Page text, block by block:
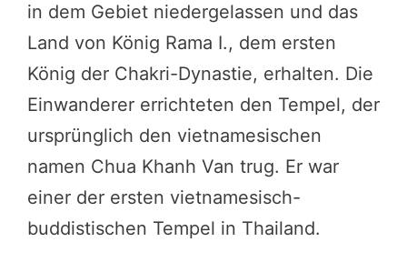
in dem Gebiet niedergelassen und das
Land von König Rama I., dem ersten
König der Chakri-Dynastie, erhalten. Die
Einwanderer errichteten den Tempel, der
ursprünglich den vietnamesischen
namen Chua Khanh Van trug. Er war
einer der ersten vietnamesisch-
buddistischen Tempel in Thailand.